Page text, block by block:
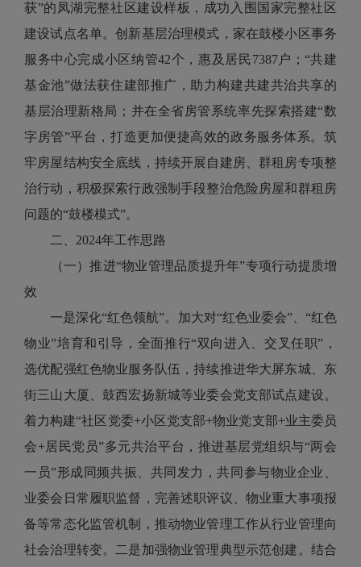
获”的凤湖完整社区建设样板，成功入围国家完整社区
建设试点名单。创新基层治理模式，家在鼓楼小区事务
服务中心完成小区纳管42个，惠及居民7387户；“共建
基金池”做法获住建部推广，助力构建共建共治共享的
基层治理新格局；并在全省房管系统率先探索搭建“数
字房管”平台，打造更加便捷高效的政务服务体系。筑
牢房屋结构安全底线，持续开展自建房、群租房专项整
治行动，积极探索行政强制手段整治危险房屋和群租房
问题的“鼓楼模式”。
二、2024年工作思路
（一）推进“物业管理品质提升年”专项行动提质增
效
一是深化“红色领航”。加大对“红色业委会”、“红色
物业”培育和引导，全面推行“双向进入、交叉任职”，
选优配强红色物业服务队伍，持续推进华大屏东城、东
街三山大厦、鼓西宏扬新城等业委会党支部试点建设。
着力构建“社区党委+小区党支部+物业党支部+业主委员
会+居民党员”多元共治平台，推进基层党组织与“两会
一员”形成同频共振、共同发力，共同参与物业企业、
业委会日常履职监督，完善述职评议、物业重大事项报
备等常态化监管机制，推动物业管理工作从行业管理向
社会治理转变。二是加强物业管理典型示范创建。结合